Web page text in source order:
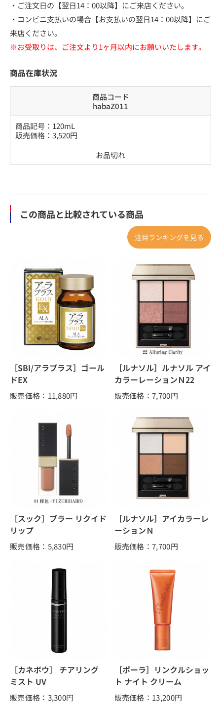
・ご注文日の【翌日14：00以降】にご来店ください。
・コンビニ支払いの場合【お支払いの翌日14：00以降】にご
来店ください。
※お受取りは、ご注文より1ヶ月以内にお願いいたします。
商品在庫状況
商品コード
habaZ011
商品記号： 120mL
販売価格： 3,520円
お品切れ
この商品と比較されている商品
注目ランキングを見る
［SBI/アラプラス］ゴール
ドEX
販売価格：11,880円
［ルナソル］ルナソル アイ
カラーレーションＮ22
販売価格：7,700円
［スック］ブラー リクイド
リップ
販売価格：5,830円
［ルナソル］アイカラーレ
ーションＮ
販売価格：7,700円
［カネボウ］ チアリング
ミスト UV
販売価格：3,300円
［ポーラ］リンクルショッ
ト ナイト クリーム
販売価格：13,200円